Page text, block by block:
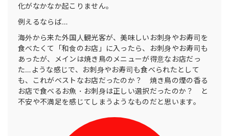
化がなかなか起こりません。
例えるならば…
海外から来た外国人観光客が、美味しいお刺身やお寿司を
食べたくて「和食のお店」に入ったら、お刺身やお寿司も
あったが、メインは焼き鳥のメニューが得意なお店だっ
た…ような感じで、お刺身やお寿司も食べられたとして
も、これがベストなお店だったのか？ 焼き鳥の煙の香る
お店で食べるお魚・お刺身は正しい選択だったのか？ と
不安や不満足を感じてしまうようなものだと思います。